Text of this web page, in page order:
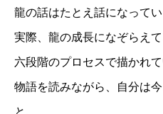
龍の話はたとえ話になってい
実際、龍の成長になぞらえ
六段階のプロセスで描かれて
物語を読みながら、自分は
と、